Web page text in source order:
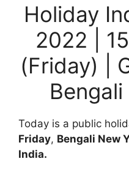
Holiday
2022 |
(Friday) |
Today is a public
Friday, Bengali New
India.